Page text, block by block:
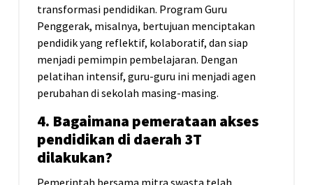
transformasi pendidikan. Program Guru
Penggerak, misalnya, bertujuan menciptakan
pendidik yang reflektif, kolaboratif, dan siap
menjadi pemimpin pembelajaran. Dengan
pelatihan intensif, guru-guru ini menjadi agen
perubahan di sekolah masing-masing.
4. Bagaimana pemerataan akses
pendidikan di daerah 3T
dilakukan?
Pemerintah bersama mitra swasta telah